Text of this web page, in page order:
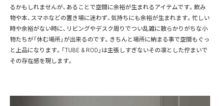
るかもしれませんが、あることで空間に余裕が生まれるアイテムです。飲み
物や本、スマホなどの置き場に迷わず、気持ちにも余裕が生まれます。忙しい
時や余裕がない時に、リビングやデスク周りでつい乱雑に散らかりがちな小
物たちが「休む場所」が出来るのです。きちんと場所に納まる事で空間もぐっ
と上品になります。「TUBE & ROD」は主張しすぎないその凛とした佇まいで
その存在感を現します。